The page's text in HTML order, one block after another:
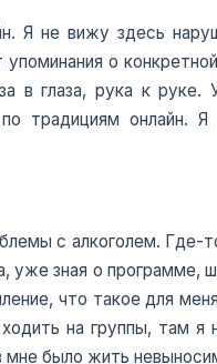
Я не вижу здесь
о
в глаза, рука к руке.
традициям онлайн. Я
с алкоголем. Где-
уже зная о программе,
что такое для
на группы, там я
мне было жить